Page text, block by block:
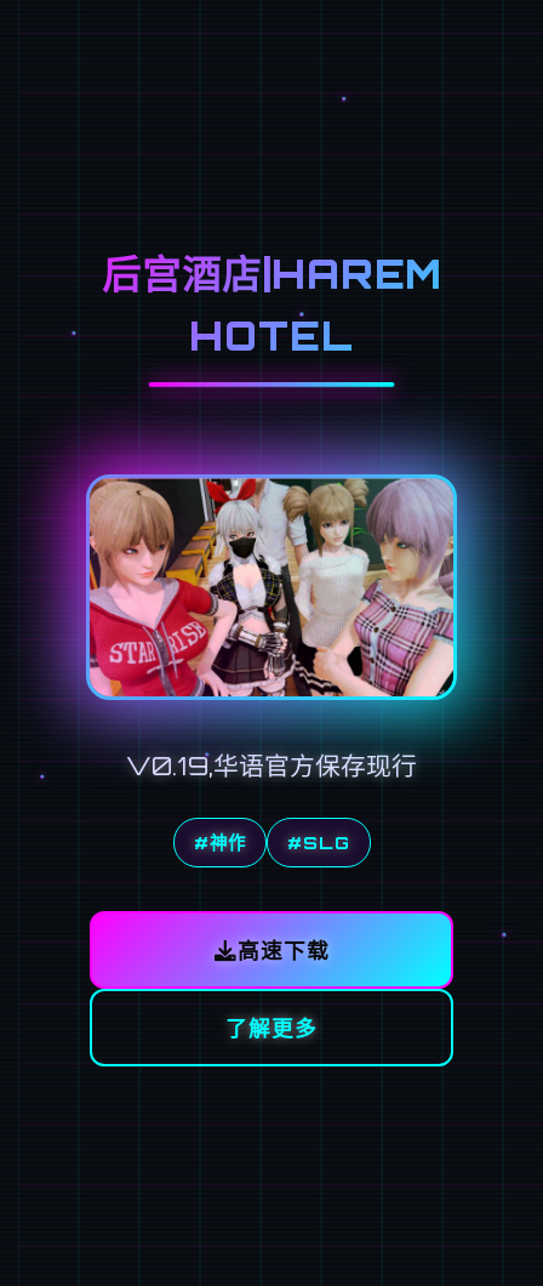
后宫酒店|HAREM
HOTEL
V0.19,华语官方保存现行
#神作 #SLG
高速下载
了解更多